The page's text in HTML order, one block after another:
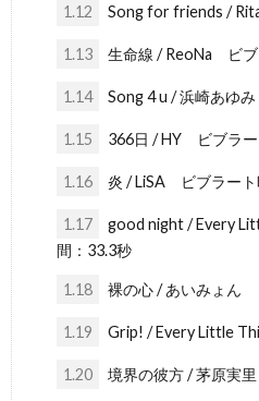
1.12 Song for friends /
1.13 生命線 / ReoNa ビ
1.14 Song 4 u / 浜崎あゆ
1.15 366日 / HY ビブラー
1.16 炎 / LiSA ビブラート
1.17
good night / Every
間：33.3秒
1.18 裸の心 / あいみょん
1.19 Grip! / Every Little
1.20 境界の彼方 / 茅原実